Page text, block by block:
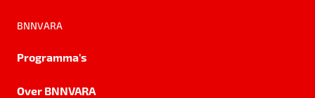
BNNVARA
Programma's
Over BNNVARA